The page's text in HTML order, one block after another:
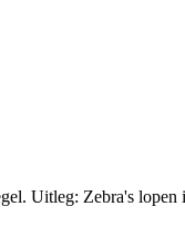
Uitleg: Zebra's